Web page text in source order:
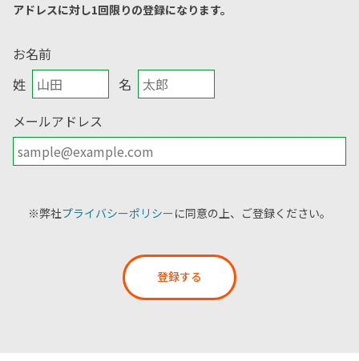
アドレスに対し1回限りの登録になります。
お名前
姓
名
メールアドレス
※弊社プライバシーポリシーに同意の上、ご登録ください。
登録する